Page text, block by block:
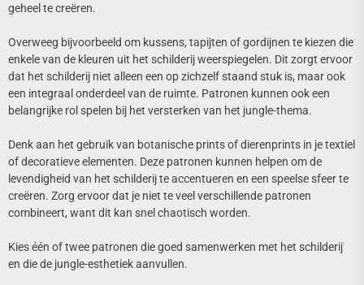
geheel te creëren.
Overweeg bijvoorbeeld om kussens, tapijten of gordijnen te kiezen die
enkele van de kleuren uit het schilderij weerspiegelen. Dit zorgt ervoor
dat het schilderij niet alleen een op zichzelf staand stuk is, maar ook
een integraal onderdeel van de ruimte. Patronen kunnen ook een
belangrijke rol spelen bij het versterken van het jungle-thema.
Denk aan het gebruik van botanische prints of dierenprints in je textiel
of decoratieve elementen. Deze patronen kunnen helpen om de
levendigheid van het schilderij te accentueren en een speelse sfeer te
creëren. Zorg ervoor dat je niet te veel verschillende patronen
combineert, want dit kan snel chaotisch worden.
Kies één of twee patronen die goed samenwerken met het schilderij
en die de jungle-esthetiek aanvullen.